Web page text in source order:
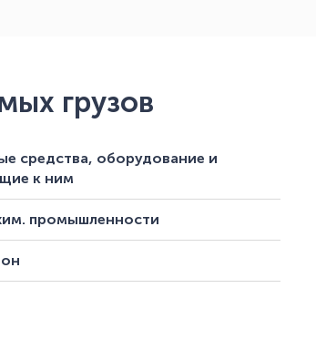
грузов
средства, оборудование и
к ним
промышленности